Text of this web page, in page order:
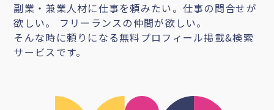
副業・兼業人材に仕事を頼みたい。仕事の問合せが
欲しい。 フリーランスの仲間が欲しい。
そんな時に頼りになる無料プロフィール掲載&検索
サービスです。